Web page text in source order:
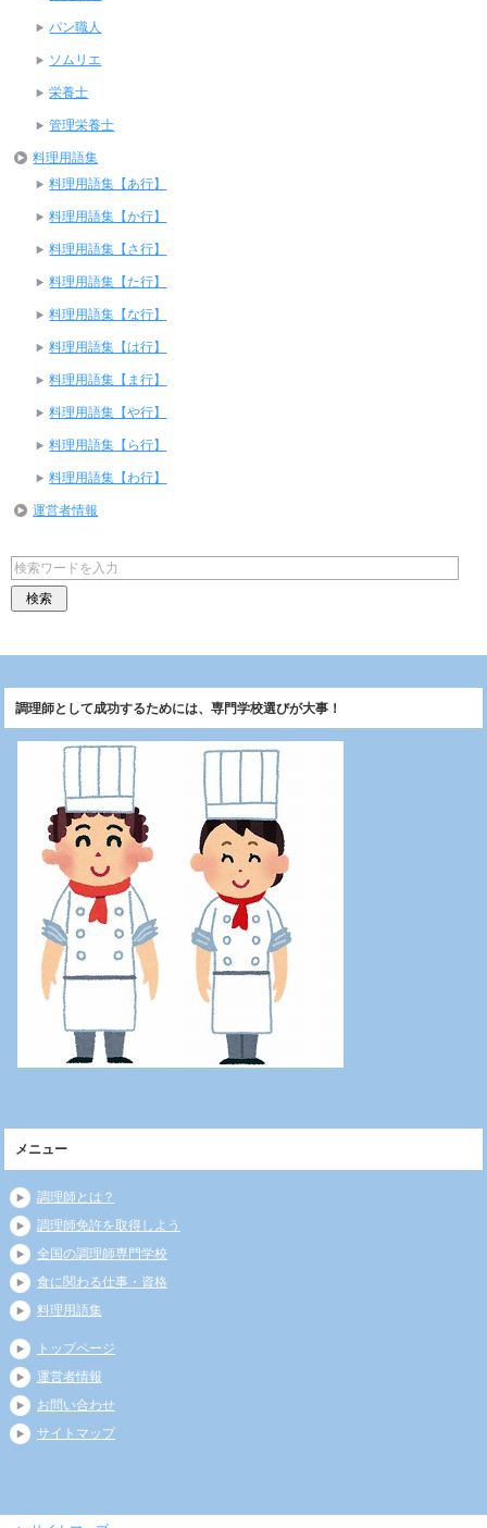
パン職人
ソムリエ
栄養士
管理栄養士
料理用語集
料理用語集【あ行】
料理用語集【か行】
料理用語集【さ行】
料理用語集【た行】
料理用語集【な行】
料理用語集【は行】
料理用語集【ま行】
料理用語集【や行】
料理用語集【ら行】
料理用語集【わ行】
運営者情報
調理師として成功するためには、専門学校選びが大事！
メニュー
調理師とは？
調理師免許を取得しよう
全国の調理師専門学校
食に関わる仕事・資格
料理用語集
トップページ
運営者情報
お問い合わせ
サイトマップ